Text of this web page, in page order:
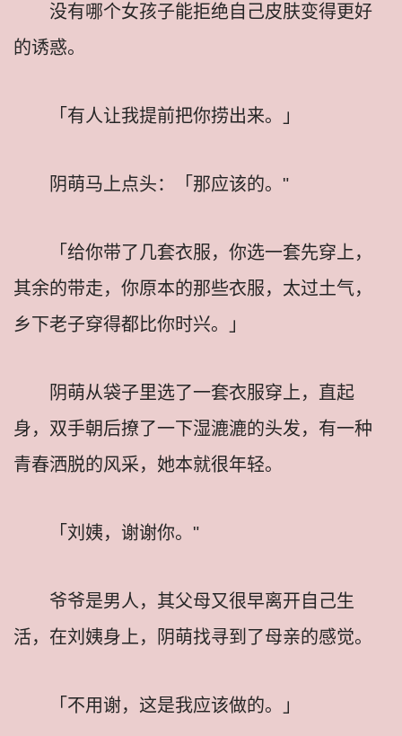
没有哪个女孩子能拒绝自己皮肤变得更好
的诱惑。
「有人让我提前把你捞出来。」
阴萌马上点头：「那应该的。"
「给你带了几套衣服，你选一套先穿上，
其余的带走，你原本的那些衣服，太过土气，
乡下老子穿得都比你时兴。」
阴萌从袋子里选了一套衣服穿上，直起
身，双手朝后撩了一下湿漉漉的头发，有一种
青春洒脱的风采，她本就很年轻。
「刘姨，谢谢你。"
爷爷是男人，其父母又很早离开自己生
活，在刘姨身上，阴萌找寻到了母亲的感觉。
「不用谢，这是我应该做的。」